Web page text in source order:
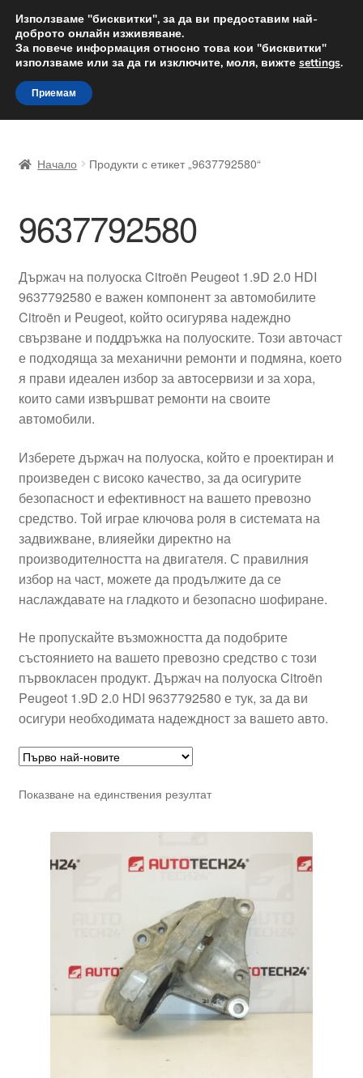
ДОСТАВКА от 12 лв.
Доставка по целия свят
Skip
to
navigation
Skip
to
content
Доставка по целия свят
Жалби
Количка
Контакт
Моята сметка
Политика за поверителност
Правила и условия
Процедура за рекламации
Разгледайте
Транспорт
Начало Продукти с етикет „9637792580“
9637792580
Държач на полуоска Citroën Peugeot 1.9D 2.0 HDI
9637792580 е важен компонент за автомобилите
Citroën и Peugeot, който осигурява надеждно
свързване и поддръжка на полуоските. Този авточаст
е подходяща за механични ремонти и подмяна, което
я прави идеален избор за автосервизи и за хора,
които сами извършват ремонти на своите
автомобили.
Изберете държач на полуоска, който е проектиран и
произведен с високо качество, за да осигурите
безопасност и ефективност на вашето превозно
средство. Той играе ключова роля в системата на
задвижване, влияейки директно на
производителността на двигателя. С правилния
избор на част, можете да продължите да се
наслаждавате на гладкото и безопасно шофиране.
Не пропускайте възможността да подобрите
състоянието на вашето превозно средство с този
първокласен продукт. Държач на полуоска Citroën
Peugeot 1.9D 2.0 HDI 9637792580 е тук, за да ви
осигури необходимата надеждност за вашето авто.
Показване на единствения резултат
Използваме "бисквитки", за да ви предоставим най-
доброто онлайн изживяване.
За повече информация относно това кои "бисквитки"
използваме или за да ги изключите, моля, вижте settings.
Приемам